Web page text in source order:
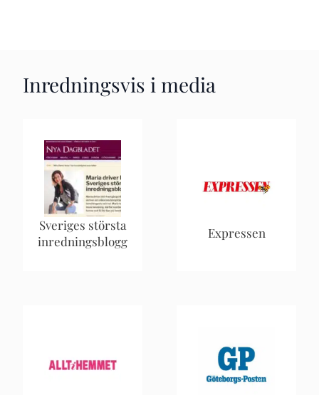
Inredningsvis i media
Sveriges största
inredningsblogg
Expressen